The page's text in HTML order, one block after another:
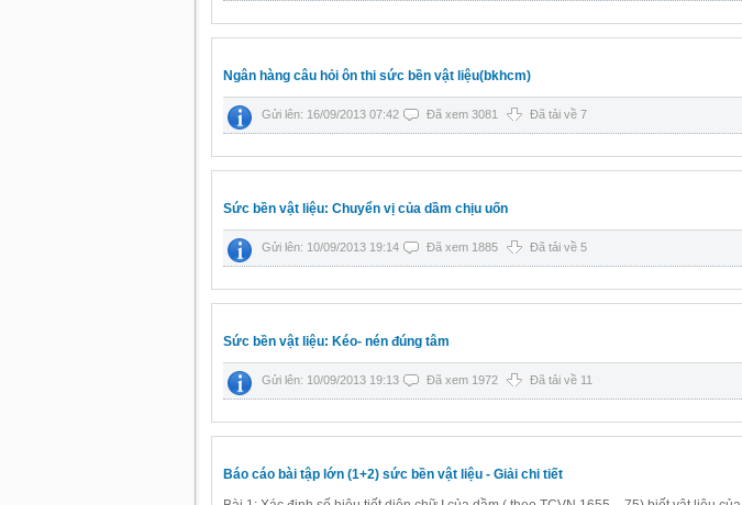
Ngân hàng câu hỏi ôn thi sức bền vật liệu(bkhcm)
Gửi lên: 16/09/2013 07:42 Đã xem 3081 Đã tải về 7
Sức bền vật liệu: Chuyển vị của dầm chịu uốn
Gửi lên: 10/09/2013 19:14 Đã xem 1885 Đã tải về 5
Sức bền vật liệu: Kéo- nén đúng tâm
Gửi lên: 10/09/2013 19:13 Đã xem 1972 Đã tải về 11
Báo cáo bài tập lớn (1+2) sức bền vật liệu - Giải chi tiết